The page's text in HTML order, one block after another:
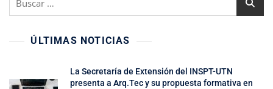
ÚLTIMAS NOTICIAS
La Secretaría de Extensión del INSPT-UTN
presenta a Arq.Tec y su propuesta formativa en